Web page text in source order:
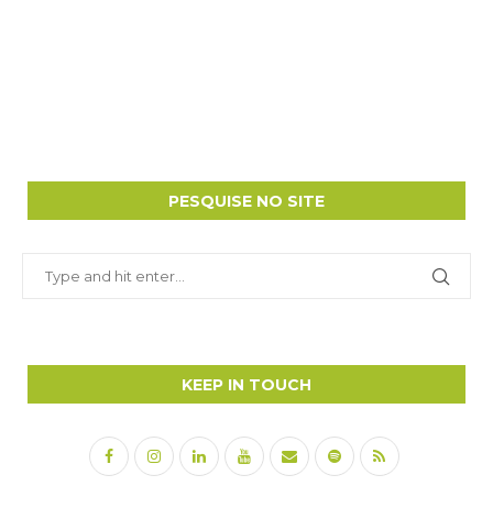
PESQUISE NO SITE
KEEP IN TOUCH